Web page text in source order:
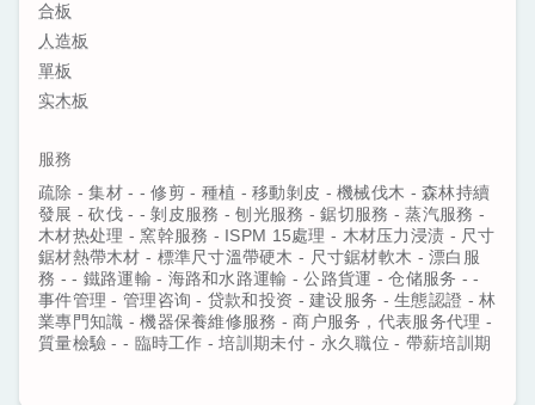
合板
人造板
單板
实木板
服務
疏除 - 集材 - - 修剪 - 種植 - 移動剝皮 - 機械伐木 - 森林持續
發展 - 砍伐 - - 剝皮服務 - 刨光服務 - 鋸切服務 - 蒸汽服務 -
木材热处理 - 窯幹服務 - ISPM 15處理 - 木材压力浸渍 - 尺寸
鋸材熱帶木材 - 標準尺寸溫帶硬木 - 尺寸鋸材軟木 - 漂白服
務 - - 鐵路運輸 - 海路和水路運輸 - 公路貨運 - 仓储服务 - -
事件管理 - 管理咨询 - 贷款和投资 - 建设服务 - 生態認證 - 林
業專門知識 - 機器保養維修服務 - 商户服务，代表服务代理 -
質量檢驗 - - 臨時工作 - 培訓期未付 - 永久職位 - 帶薪培訓期